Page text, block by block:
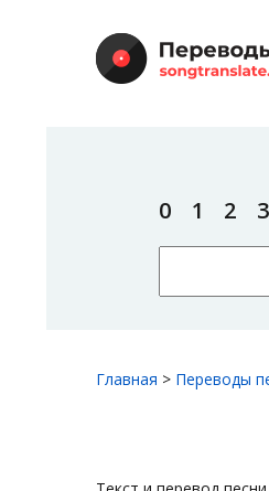
0 1 2 3
Главная > Переводы